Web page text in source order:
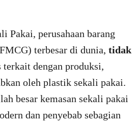
Pakai, perusahaan barang
terbesar di dunia, tidak
dengan produksi,
oleh plastik sekali pakai.
besar kemasan sekali pakai
dan penyebab sebagian